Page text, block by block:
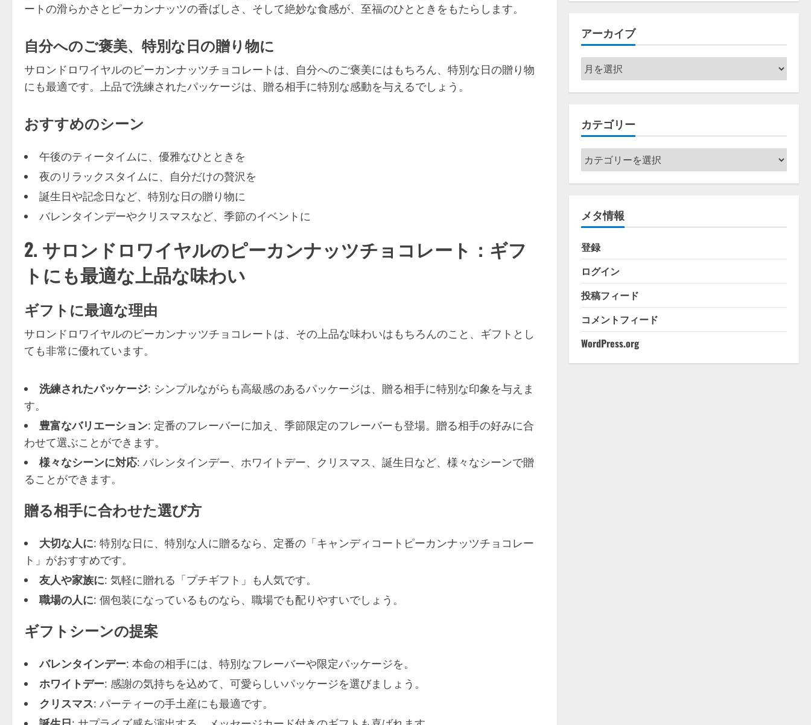
ートの滑らかさとピーカンナッツの香ばしさ、そして絶妙な食感が、至福のひとときをもたらします。
自分へのご褒美、特別な日の贈り物に
サロンドロワイヤルのピーカンナッツチョコレートは、自分へのご褒美にはもちろん、特別な日の贈り物
にも最適です。上品で洗練されたパッケージは、贈る相手に特別な感動を与えるでしょう。
おすすめのシーン
午後のティータイムに、優雅なひとときを
夜のリラックスタイムに、自分だけの贅沢を
誕生日や記念日など、特別な日の贈り物に
バレンタインデーやクリスマスなど、季節のイベントに
2. サロンドロワイヤルのピーカンナッツチョコレート：ギフ
トにも最適な上品な味わい
ギフトに最適な理由
サロンドロワイヤルのピーカンナッツチョコレートは、その上品な味わいはもちろんのこと、ギフトとし
ても非常に優れています。
洗練されたパッケージ: シンプルながらも高級感のあるパッケージは、贈る相手に特別な印象を与えま
す。
豊富なバリエーション: 定番のフレーバーに加え、季節限定のフレーバーも登場。贈る相手の好みに合
わせて選ぶことができます。
様々なシーンに対応: バレンタインデー、ホワイトデー、クリスマス、誕生日など、様々なシーンで贈
ることができます。
贈る相手に合わせた選び方
大切な人に: 特別な日に、特別な人に贈るなら、定番の「キャンディコートピーカンナッツチョコレー
ト」がおすすめです。
友人や家族に: 気軽に贈れる「プチギフト」も人気です。
職場の人に: 個包装になっているものなら、職場でも配りやすいでしょう。
ギフトシーンの提案
バレンタインデー: 本命の相手には、特別なフレーバーや限定パッケージを。
ホワイトデー: 感謝の気持ちを込めて、可愛らしいパッケージを選びましょう。
クリスマス: パーティーの手土産にも最適です。
アーカイブ
ア
ー
カ
ブ
カテゴリー
カ
テ
ゴ
ー
メタ情報
登録
ログイン
投稿フィード
コメントフィード
WordPress.org